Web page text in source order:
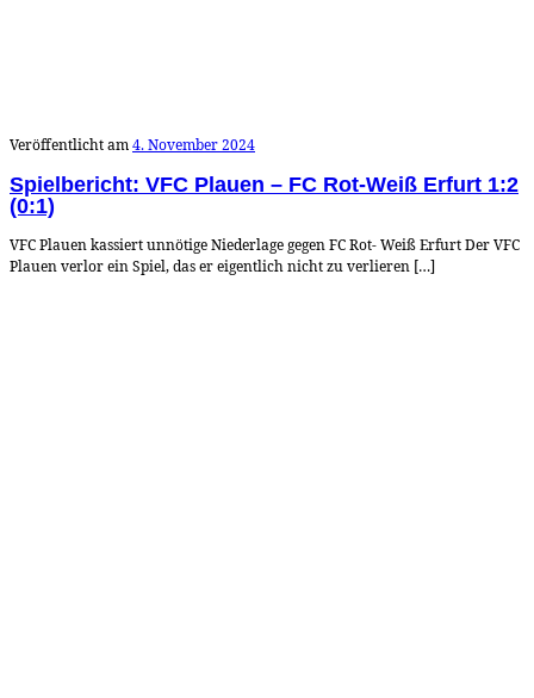
Veröffentlicht am4. November 2024
Spielbericht: VFC Plauen – FC Rot-Weiß Erfurt 1:2
(0:1)
VFC Plauen kassiert unnötige Niederlage gegen FC Rot- Weiß Erfurt Der VFC
Plauen verlor ein Spiel, das er eigentlich nicht zu verlieren […]